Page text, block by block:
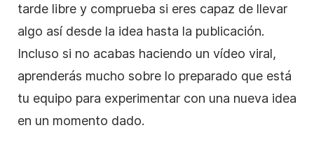
tarde libre y comprueba si eres capaz de llevar
algo así desde la idea hasta la publicación.
Incluso si no acabas haciendo un vídeo viral,
aprenderás mucho sobre lo preparado que está
tu equipo para experimentar con una nueva idea
en un momento dado.